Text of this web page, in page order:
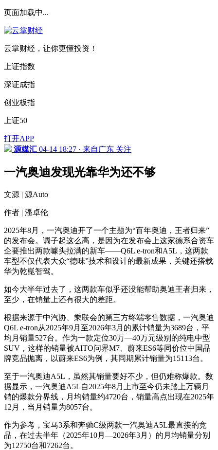
页面加载中...
云掌财经，让你更懂投资！
上证指数
深证成指
创业板指
上证50
打开APP
源媒汇 04-14 18:27 · 来自广东 关注
一汽奥迪发现光靠华为还不够
文源 | 源Auto
作者 | 潘卓伦
2025年8月，一汽奥迪开了一个主题为“百年奥迪，王者归来”
的发布会。调子起这么高，是因为在发布会上这家德系合资车
企要推出两款噱头拉满的新车——Q6L e-tron和A5L，这两款
车型不仅代表大众“德味”技术和设计的最新成果，关键还搭载
华为乾崑智驾。
如今大半年过去了，这两款车似乎还没能帮助奥迪王者归来，
至少，在销量上还有很大的差距。
根据来源于中汽协、乘联会的第三方终端零售数据，一汽奥迪
Q6L e-tron从2025年9月至2026年3月的累计销量为3689台，平
均月销量527台。作为一款定位30万—40万元级别的纯电中型
SUV，这样的销量被AITO问界M7、蔚来ES6等同价位中国品
牌竞品抛离，以蔚来ES6为例，其同期累计销量为15113台。
至于一汽奥迪A5L，虽然其销量要好不少，但仍难称爆款。数
据显示，一汽奥迪A5L自2025年8月上市至今仍未踏上万辆月
销的爆款分界线，月均销量约4720台，销量高点出现在2025年
12月，当月销量为8057台。
作为参考，宝马3系和奔驰C级两款一汽奥迪A5L最直接的竞
品，在过去半年（2025年10月—2026年3月）的月均销量分别
为12750台和7262台。